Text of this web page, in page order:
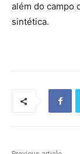
além do campo
sintética.